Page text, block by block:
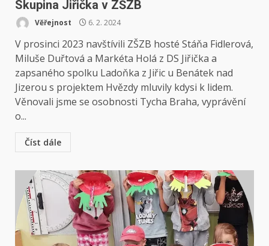
Skupina Jiřička v ZŠZB
Věřejnost 6. 2. 2024
V prosinci 2023 navštívili ZŠZB hosté Stáňa Fidlerová,
Miluše Duřtová a Markéta Holá z DS Jiřička a
zapsaného spolku Ladoňka z Jiřic u Benátek nad
Jizerou s projektem Hvězdy mluvily kdysi k lidem.
Věnovali jsme se osobnosti Tycha Braha, vyprávění
o...
Číst dále